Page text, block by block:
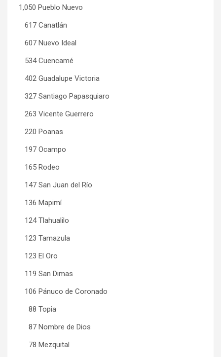
1,050 Pueblo Nuevo
617 Canatlán
607 Nuevo Ideal
534 Cuencamé
402 Guadalupe Victoria
327 Santiago Papasquiaro
263 Vicente Guerrero
220 Poanas
197 Ocampo
165 Rodeo
147 San Juan del Río
136 Mapimí
124 Tlahualilo
123 Tamazula
123 El Oro
119 San Dimas
106 Pánuco de Coronado
88 Topia
87 Nombre de Dios
78 Mezquital